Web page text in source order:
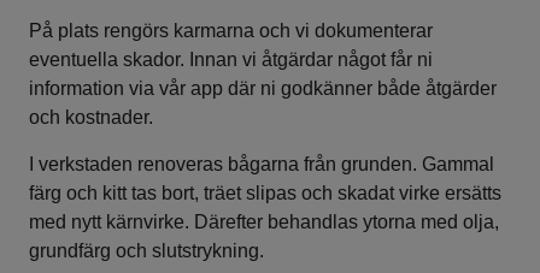
På plats rengörs karmarna och vi dokumenterar
eventuella skador. Innan vi åtgärdar något får ni
information via vår app där ni godkänner både åtgärder
och kostnader.
I verkstaden renoveras bågarna från grunden. Gammal
färg och kitt tas bort, träet slipas och skadat virke ersätts
med nytt kärnvirke. Därefter behandlas ytorna med olja,
grundfärg och slutstrykning.